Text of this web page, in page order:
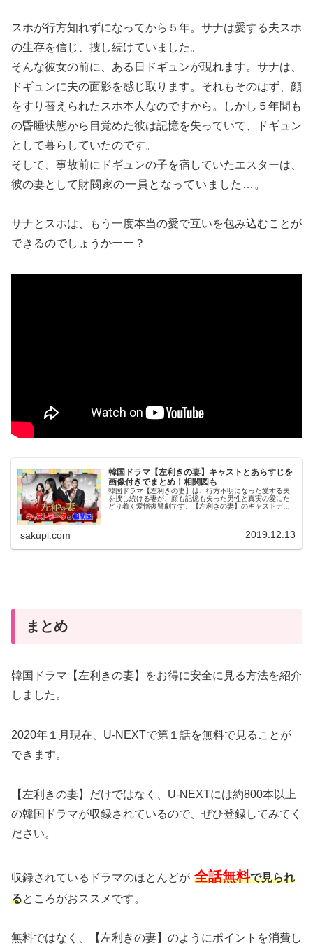
スホが行方知れずになってから５年。サナは愛する夫スホ
の生存を信じ、捜し続けていました。
そんな彼女の前に、ある日ドギュンが現れます。サナは、
ドギュンに夫の面影を感じ取ります。それもそのはず、顔
をすり替えられたスホ本人なのですから。しかし５年間も
の昏睡状態から目覚めた彼は記憶を失っていて、ドギュン
として暮らしていたのです。
そして、事故前にドギュンの子を宿していたエスターは、
彼の妻として財閥家の一員となっていました…。
サナとスホは、もう一度本当の愛で互いを包み込むことが
できるのでしょうかーー？
韓国ドラマ【左利きの妻】キャストとあらすじを
画像付きでまとめ！相関図も
韓国ドラマ【左利きの妻】は、行方不明になった愛する夫
を捜し続ける妻が、顔も記憶も失った男性と真実の愛にた
どり着く愛憎復讐劇です。【左利きの妻】のキャストデー
sakupi.com 2019.12.13
まとめ
韓国ドラマ【左利きの妻】をお得に安全に見る方法を紹介
しました。
2020年１月現在、U-NEXTで第１話を無料で見ることが
できます。
【左利きの妻】だけではなく、U-NEXTには約800本以上
の韓国ドラマが収録されているので、ぜひ登録してみてく
ださい。
収録されているドラマのほとんどが 全話無料で見られ
るところがおススメです。
無料ではなく、【左利きの妻】のようにポイントを消費し